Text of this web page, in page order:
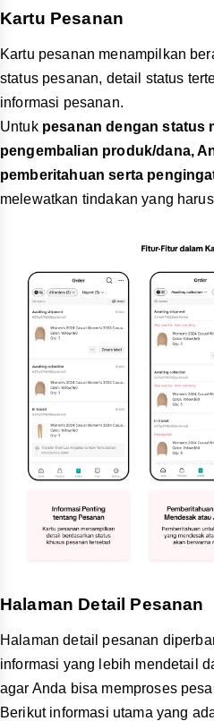
Kartu Pesanan
Kartu pesanan menampilkan
status pesanan, detail status
informasi pesanan.
Untuk pesanan dengan status
pengembalian produk/dana,
pemberitahuan serta
melewatkan tindakan yang
Halaman Detail Pesanan
Halaman detail pesanan
informasi yang lebih mendetail
agar Anda bisa memproses
Berikut informasi utama yang